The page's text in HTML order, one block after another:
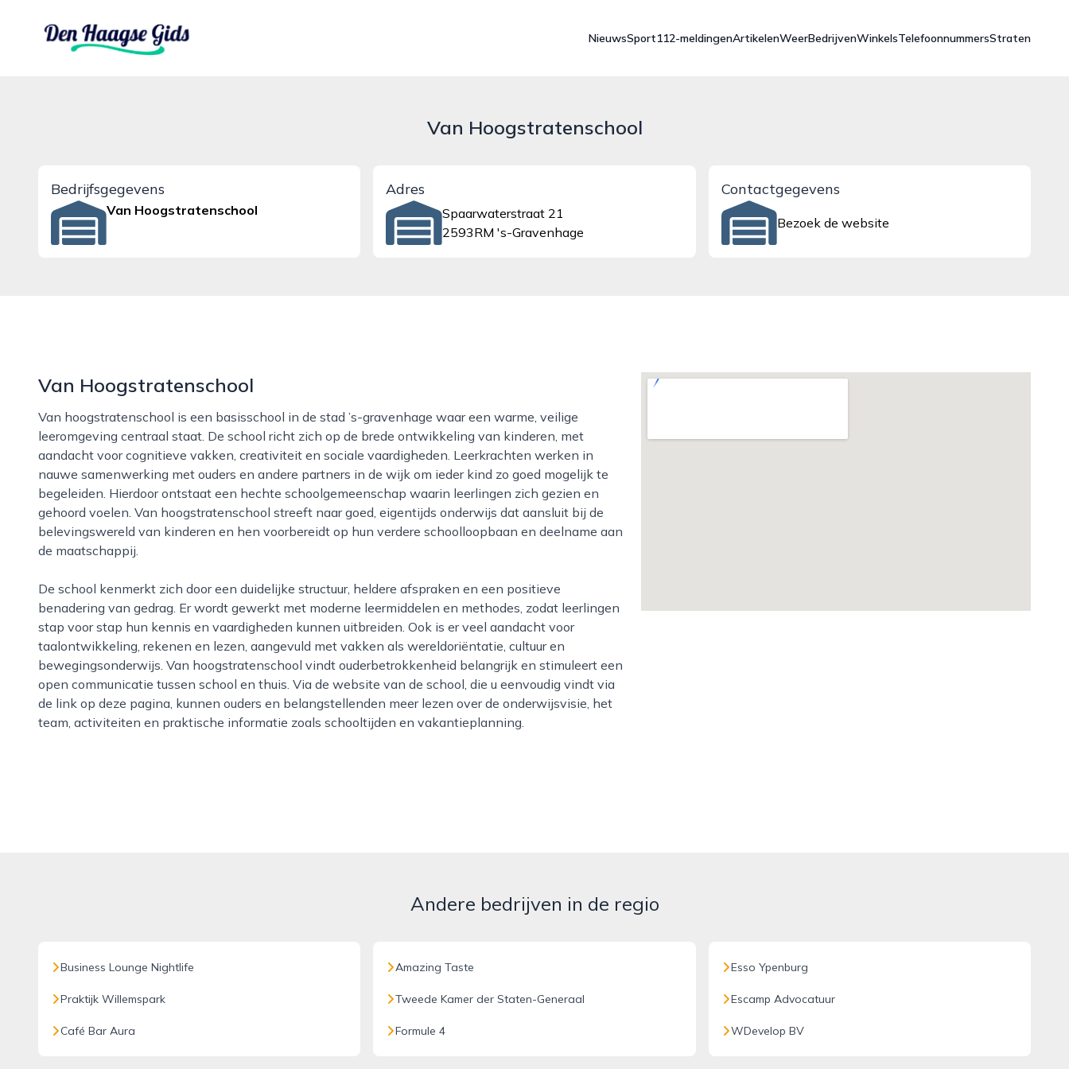
denhaagsegids.nl
NieuwsSport112-meldingenArtikelenWeerBedrijvenWinkelsTelefoonnummersStraten
Van Hoogstratenschool
Bedrijfsgegevens
Van Hoogstratenschool
Adres
Spaarwaterstraat 21
2593RM 's-Gravenhage
Contactgegevens
Bezoek de website
Van Hoogstratenschool
Van hoogstratenschool is een basisschool in de stad ’s-gravenhage waar een warme, veilige
leeromgeving centraal staat. De school richt zich op de brede ontwikkeling van kinderen, met
aandacht voor cognitieve vakken, creativiteit en sociale vaardigheden. Leerkrachten werken in
nauwe samenwerking met ouders en andere partners in de wijk om ieder kind zo goed mogelijk te
begeleiden. Hierdoor ontstaat een hechte schoolgemeenschap waarin leerlingen zich gezien en
gehoord voelen. Van hoogstratenschool streeft naar goed, eigentijds onderwijs dat aansluit bij de
belevingswereld van kinderen en hen voorbereidt op hun verdere schoolloopbaan en deelname aan
de maatschappij.
De school kenmerkt zich door een duidelijke structuur, heldere afspraken en een positieve
benadering van gedrag. Er wordt gewerkt met moderne leermiddelen en methodes, zodat leerlingen
stap voor stap hun kennis en vaardigheden kunnen uitbreiden. Ook is er veel aandacht voor
taalontwikkeling, rekenen en lezen, aangevuld met vakken als wereldoriëntatie, cultuur en
bewegingsonderwijs. Van hoogstratenschool vindt ouderbetrokkenheid belangrijk en stimuleert een
open communicatie tussen school en thuis. Via de website van de school, die u eenvoudig vindt via
de link op deze pagina, kunnen ouders en belangstellenden meer lezen over de onderwijsvisie, het
team, activiteiten en praktische informatie zoals schooltijden en vakantieplanning.
Andere bedrijven in de regio
Business Lounge Nightlife
Praktijk Willemspark
Café Bar Aura
Amazing Taste
Tweede Kamer der Staten-Generaal
Formule 4
Esso Ypenburg
Escamp Advocatuur
WDevelop BV